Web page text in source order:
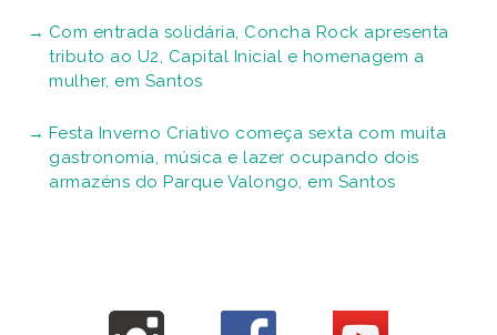
Com entrada solidária, Concha Rock apresenta
tributo ao U2, Capital Inicial e homenagem a
mulher, em Santos
Festa Inverno Criativo começa sexta com muita
gastronomia, música e lazer ocupando dois
armazéns do Parque Valongo, em Santos